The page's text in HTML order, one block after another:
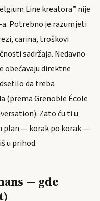
Line kreatora” nije
Potrebno je razumjeti
carina, troškovi
sadržaja. Nedavno
obećavaju direktne
da treba
(prema Grenoble École
Zato ću ti u
plan — korak po korak —
u prihod.
— gde